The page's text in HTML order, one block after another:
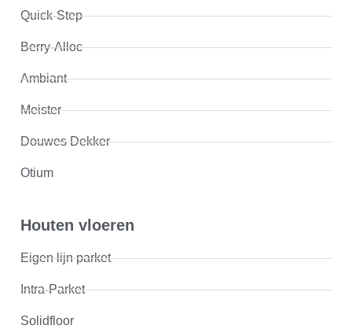
Quick-Step
Berry-Alloc
Ambiant
Meister
Douwes Dekker
Otium
Houten vloeren
Eigen lijn parket
Intra-Parket
Solidfloor